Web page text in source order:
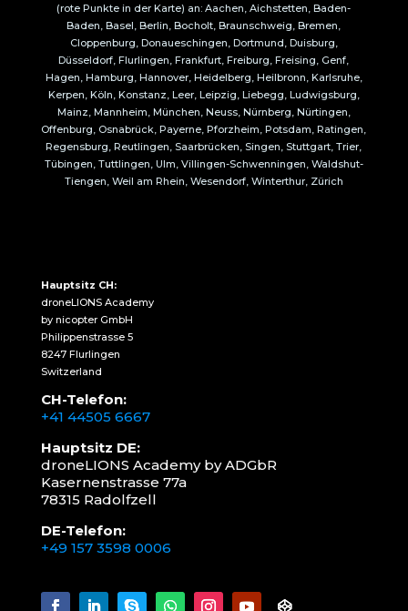
(rote Punkte in der Karte) an: Aachen, Aichstetten, Baden-
Baden, Basel, Berlin, Bocholt, Braunschweig, Bremen,
Cloppenburg, Donaueschingen, Dortmund, Duisburg,
Düsseldorf, Flurlingen, Frankfurt, Freiburg, Freising, Genf,
Hagen, Hamburg, Hannover, Heidelberg, Heilbronn, Karlsruhe,
Kerpen, Köln, Konstanz, Leer, Leipzig, Liebegg, Ludwigsburg,
Mainz, Mannheim, München, Neuss, Nürnberg, Nürtingen,
Offenburg, Osnabrück, Payerne, Pforzheim, Potsdam, Ratingen,
Regensburg, Reutlingen, Saarbrücken, Singen, Stuttgart, Trier,
Tübingen, Tuttlingen, Ulm, Villingen-Schwenningen, Waldshut-
Tiengen, Weil am Rhein, Wesendorf, Winterthur, Zürich
Hauptsitz CH:
droneLIONS Academy
by nicopter GmbH
Philippenstrasse 5
8247 Flurlingen
Switzerland
CH-Telefon:
+41 44505 6667
Hauptsitz DE:
droneLIONS Academy by ADGbR
Kasernenstrasse 77a
78315 Radolfzell
DE-Telefon:
+49 157 3598 0006